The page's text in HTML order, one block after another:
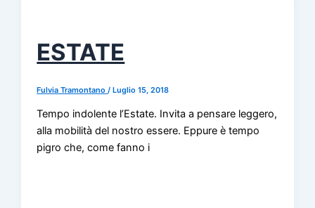
ESTATE
Fulvia Tramontano/Luglio 15, 2018
Tempo indolente l’Estate. Invita a pensare leggero,
alla mobilità del nostro essere. Eppure è tempo
pigro che, come fanno i